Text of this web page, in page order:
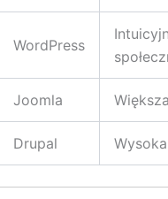
WordPress
Joomla
Drupal